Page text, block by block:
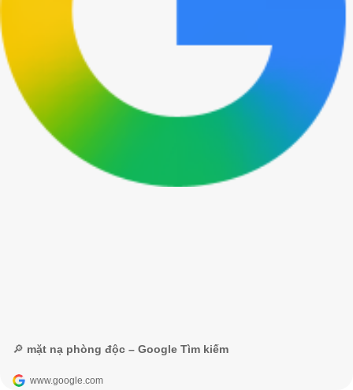
🔎 mặt nạ phòng độc – Google Tìm kiếm
www.google.com